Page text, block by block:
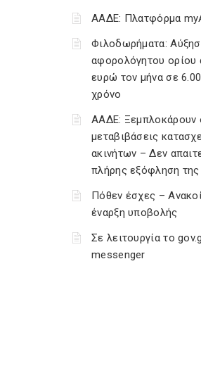
ΑΑΔΕ: Πλατφόρμα
Φιλοδωρήματα:
αφορολόγητου ορίου
ευρώ τον μήνα σε
χρόνο
ΑΑΔΕ: Ξεμπλοκάρουν
μεταβιβάσεις
ακινήτων – Δεν
πλήρης εξόφληση
Πόθεν έσχες –
έναρξη υποβολής
Σε λειτουργία το
messenger